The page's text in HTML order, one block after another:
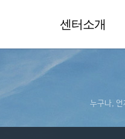
센터소개
누구나, 언